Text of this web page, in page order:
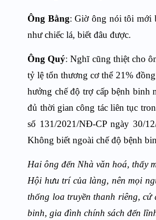
Ông Bằng: Giờ ông nói tôi mới
như chiếc lá, biết đâu được.
Ông Quý: Nghĩ cũng thiệt cho
tỷ lệ tổn thương cơ thể 21%
hưởng chế độ trợ cấp bệnh binh
đủ thời gian công tác liên tục
số 131/2021/NĐ-CP ngày 30/
Không biết ngoài chế độ bệnh
Hai ông đến Nhà văn hoá, thấy
Hội hưu trí của làng, nên mọi
thống loa truyền thanh riêng,
binh, gia đình chính sách đến